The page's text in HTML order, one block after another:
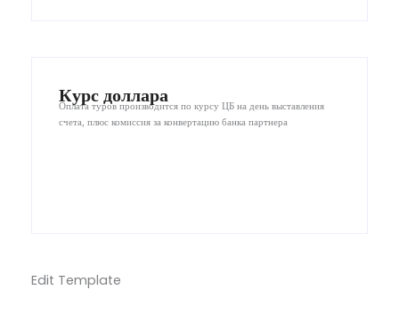
Курс доллара
Оплата туров производится по курсу ЦБ на день выставления
счета, плюс комиссия за конвертацию банка партнера
Edit Template